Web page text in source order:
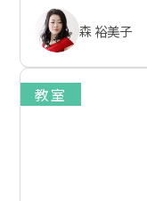
森 裕美子
教室